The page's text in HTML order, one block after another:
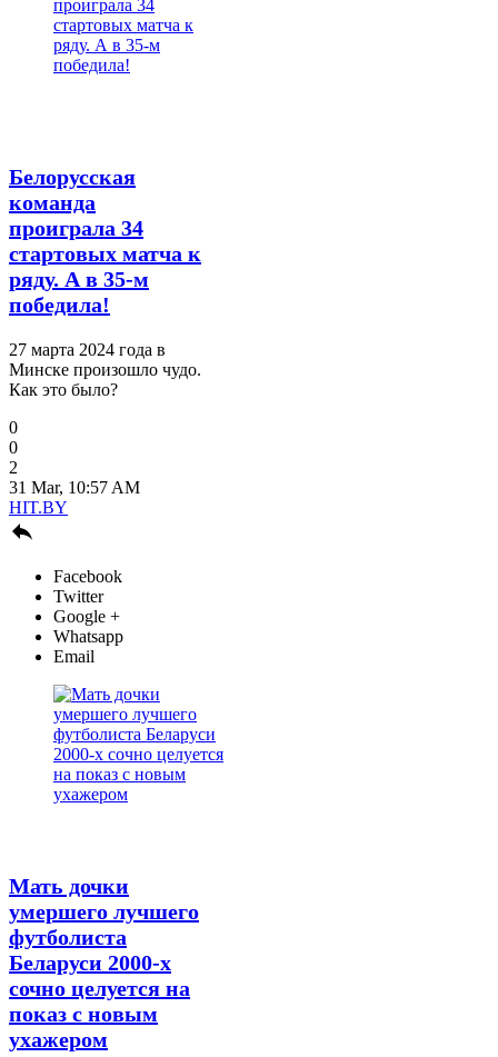
Белорусская
команда
проиграла 34
стартовых матча к
ряду. А в 35-м
победила!
27 марта 2024 года в
Минске произошло чудо.
Как это было?
0
0
2
31 Mar, 10:57 AM
HIT.BY

Facebook
Twitter
Google +
Whatsapp
Email
Мать дочки
умершего лучшего
футболиста
Беларуси 2000-х
сочно целуется на
показ с новым
ухажером